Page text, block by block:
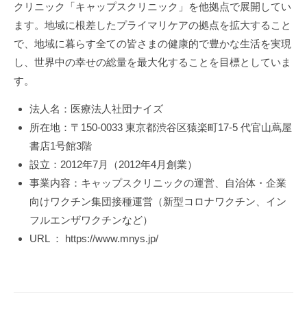
クリニック「キャップスクリニック」を他拠点で展開してい
ます。地域に根差したプライマリケアの拠点を拡大すること
で、地域に暮らす全ての皆さまの健康的で豊かな生活を実現
し、世界中の幸せの総量を最大化することを目標としていま
す。
法人名：医療法人社団ナイズ
所在地：〒150-0033 東京都渋谷区猿楽町17-5 代官山蔦屋
書店1号館3階
設立：2012年7月（2012年4月創業）
事業内容：キャップスクリニックの運営、自治体・企業
向けワクチン集団接種運営（新型コロナワクチン、イン
フルエンザワクチンなど）
URL ： https://www.mnys.jp/